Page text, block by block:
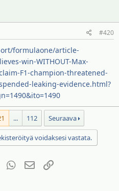
#420
formulaone/article-
win-WITHOUT-Max-
F1-champion-threatened-
leaking-evidence.html?
... 112 Seuraava
voidaksesi vastata.
TumblrWhatsAppSähköposti
Linkki